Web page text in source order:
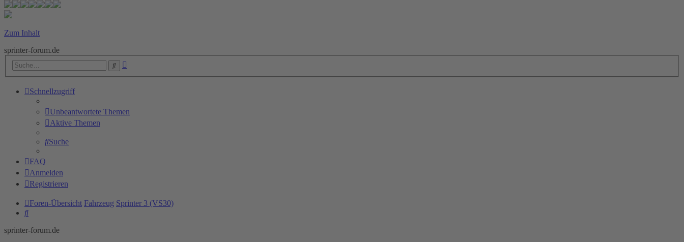
Zum Inhalt
sprinter-forum.de
Suche
Schnellzugriff
Unbeantwortete Themen
Aktive Themen
Suche
FAQ
Anmelden
Registrieren
Foren-Übersicht Fahrzeug Sprinter 3 (VS30)
Suche
sprinter-forum.de